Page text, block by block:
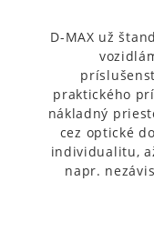
D-MAX už
praktického
nákladný
cez optické
individualitu,
napr.